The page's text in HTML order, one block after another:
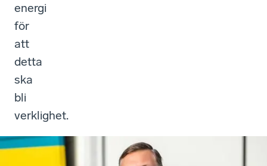
energi
för
att
detta
ska
bli
verklighet.